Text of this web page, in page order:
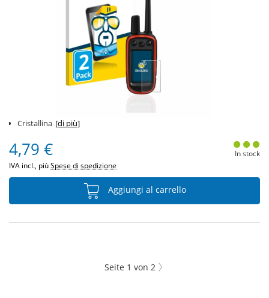
Cristallina [di più]
4,79 €
IVA incl., piùSpese di spedizione
In stock
Aggiungi al carrello
Seite 1 von 2